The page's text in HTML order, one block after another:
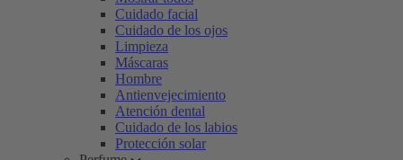
Cuidado facial
Cuidado de los ojos
Limpieza
Máscaras
Hombre
Antienvejecimiento
Atención dental
Cuidado de los labios
Protección solar